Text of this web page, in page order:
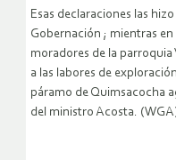
Esas declaraciones las
Gobernación ; mientras
moradores de la
a las labores de
páramo de Quimsacocha
del ministro Acosta.